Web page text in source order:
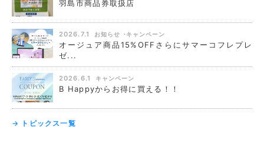
羽島市商品券取扱店
2026.7.1 お知らせ キャンペーン
オージュア商品15%OFFさらにサマーコフレプレ
ゼ...
2026.6.1 キャンペーン
B Happyからお得に買える！！
→ トピックス一覧